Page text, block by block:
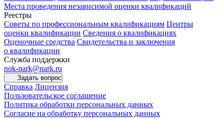
Места проведения независимой оценки квалификаций
Реестры
Советы по профессиональным квалификациям Центры
оценки квалификации Сведения о квалификациях
Оценочные средства Свидетельства и заключения
о квалификации
Служба поддержки
nok-nark@nark.ru
Задать вопрос
Справка Лицензия
Пользовательское соглашение
Политика обработки персональных данных
Согласие на обработку персональных данных